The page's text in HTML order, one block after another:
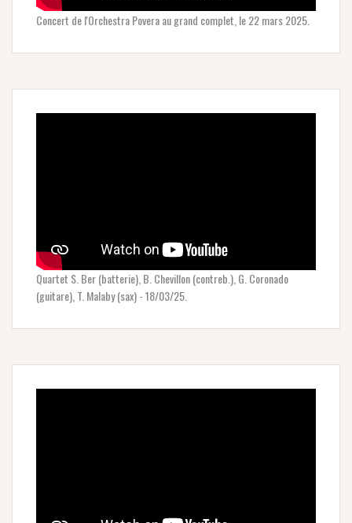
Concert de l'Orchestra Povera au grand complet, le 22 mars 2025.
Quartet S. Ber (batterie), B. Chevillon (contreb.), G. Coronado
(guitare), T. Malaby (sax) - 18/03/25.